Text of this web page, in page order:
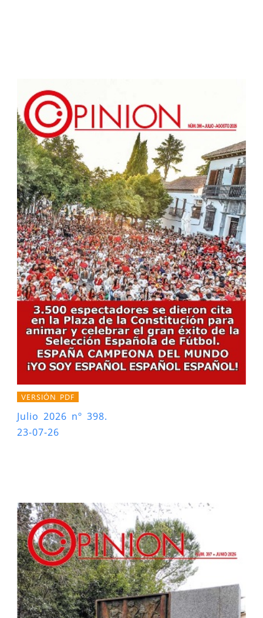
VERSIÓN PDF
Julio 2026 nº 398.
23-07-26